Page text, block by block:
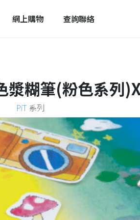
網上購物 查詢聯絡
漿糊筆(粉色系列
PiT 系列